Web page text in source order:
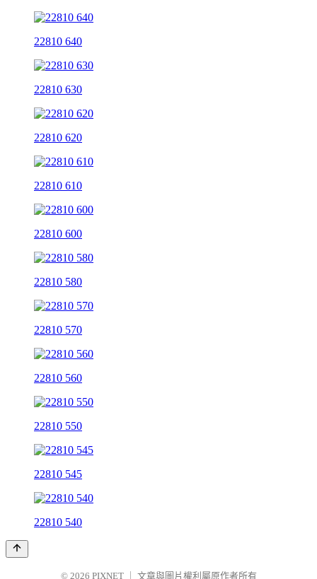
22810 640
22810 630
22810 620
22810 610
22810 600
22810 580
22810 570
22810 560
22810 550
22810 545
22810 540
© 2026 PIXNET 文章與圖片權利屬原作者所有